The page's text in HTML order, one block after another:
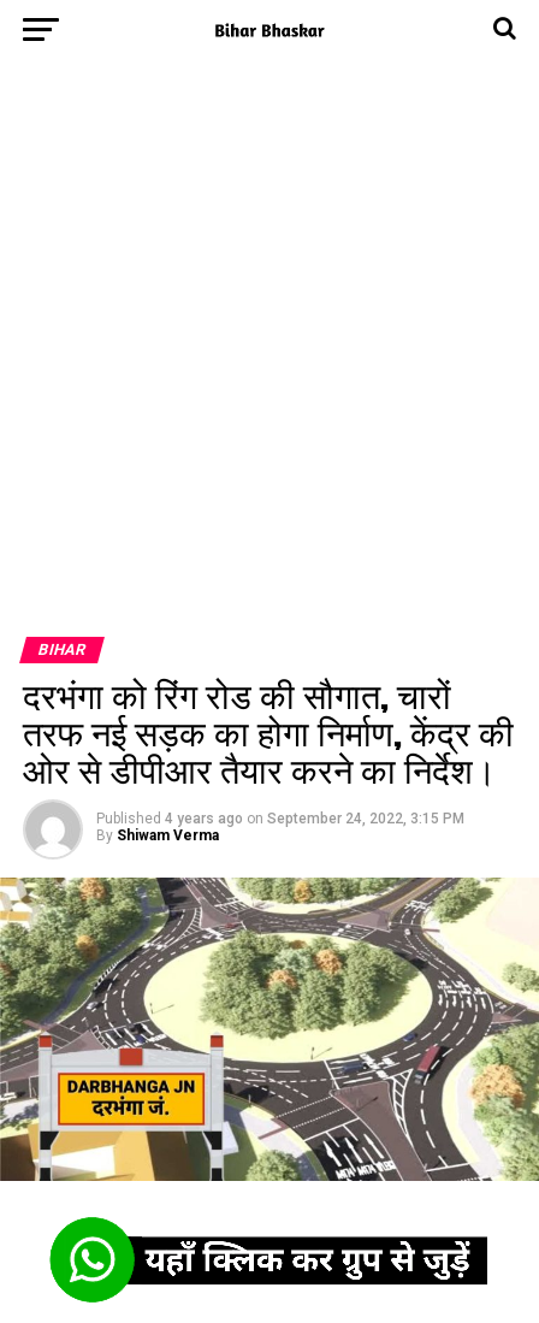
BIHAR
दरभंगा को रिंग रोड की सौगात, चारों
तरफ नई सड़क का होगा निर्माण, केंद्र की
ओर से डीपीआर तैयार करने का निर्देश।
Published 4 years ago on September 24, 2022, 3:15 PM
By Shiwam Verma